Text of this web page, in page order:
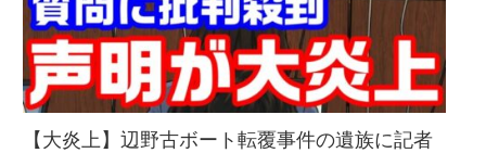
【大炎上】辺野古ボート転覆事件の遺族に記者